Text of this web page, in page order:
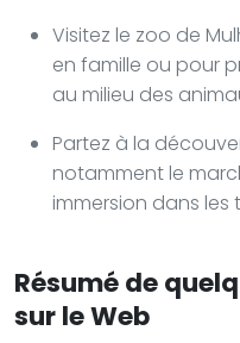
Visitez le zoo de
en famille ou pour
au milieu des
Partez à la
notamment le
immersion dans les
Résumé de
sur le Web